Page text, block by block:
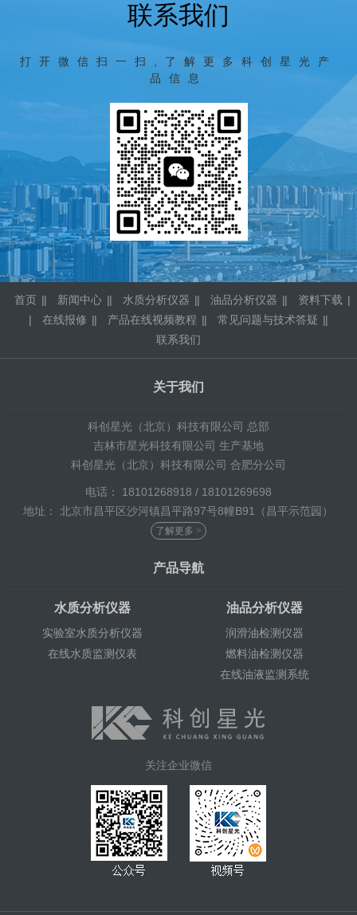
联系我们
打开微信扫一扫,了解更多科创星光产
品信息
首页 | 新闻中心 | 水质分析仪器 | 油品分析仪器 |
资料下载
|
在线报修 | 产品在线视频教程 | 常见问题与技术答疑
|
联系我们
关于我们
科创星光（北京）科技有限公司 总部
吉林市星光科技有限公司 生产基地
科创星光（北京）科技有限公司 合肥分公司
电话： 18101268918 / 18101269698
地址： 北京市昌平区沙河镇昌平路97号8幢B91（昌平示范园）
了解更多 >
产品导航
水质分析仪器
实验室水质分析仪器
在线水质监测仪表
油品分析仪器
润滑油检测仪器
燃料油检测仪器
在线油液监测系统
关注企业微信